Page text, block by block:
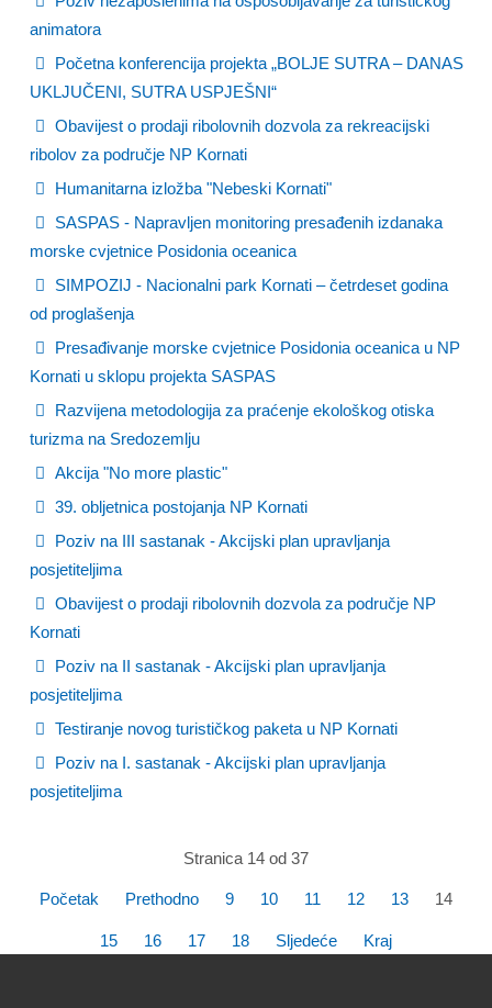
animatora
Početna konferencija projekta „BOLJE SUTRA – DANAS
UKLJUČENI, SUTRA USPJEŠNI“
Obavijest o prodaji ribolovnih dozvola za rekreacijski
ribolov za područje NP Kornati
Humanitarna izložba "Nebeski Kornati"
SASPAS - Napravljen monitoring presađenih izdanaka
morske cvjetnice Posidonia oceanica
SIMPOZIJ - Nacionalni park Kornati – četrdeset godina
od proglašenja
Presađivanje morske cvjetnice Posidonia oceanica u NP
Kornati u sklopu projekta SASPAS
Razvijena metodologija za praćenje ekološkog otiska
turizma na Sredozemlju
Akcija "No more plastic"
39. obljetnica postojanja NP Kornati
Poziv na III sastanak - Akcijski plan upravljanja
posjetiteljima
Obavijest o prodaji ribolovnih dozvola za područje NP
Kornati
Poziv na II sastanak - Akcijski plan upravljanja
posjetiteljima
Testiranje novog turističkog paketa u NP Kornati
Poziv na I. sastanak - Akcijski plan upravljanja
posjetiteljima
Stranica 14 od 37
Početak Prethodno 9 10 11 12 13 14
15 16 17 18 Sljedeće Kraj